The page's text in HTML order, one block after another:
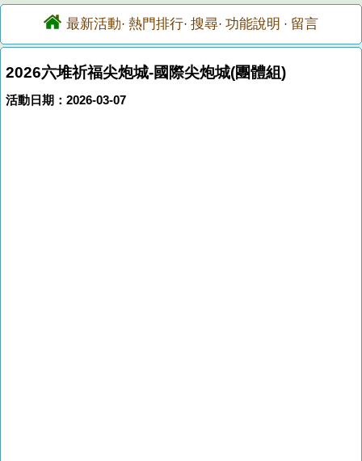
最新活動· 熱門排行· 搜尋· 功能說明 · 留言
2026六堆祈福尖炮城-國際尖炮城(團體組)
活動日期：2026-03-07